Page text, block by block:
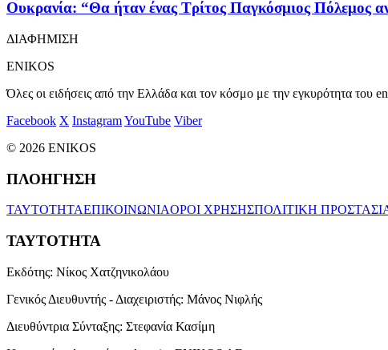
Ουκρανία: “Θα ήταν ένας Τρίτος Παγκόσμιος Πόλεμος
ΔΙΑΦΗΜΙΣΗ
ENIKOS
Όλες οι ειδήσεις από την Ελλάδα και τον κόσμο με την εγκυρότητα του
Facebook X InstagramYouTube Viber
© 2026 ENIKOS
ΠΛΟΗΓΗΣΗ
ΤΑΥΤΟΤΗΤΑΕΠΙΚΟΙΝΩΝΙΑΟΡΟΙ ΧΡΗΣΗΣΠΟΛΙΤΙΚΗ
ΤΑΥΤΟΤΗΤΑ
Εκδότης: Νίκος Χατζηνικολάου
Γενικός Διευθυντής - Διαχειριστής: Μάνος Νιφλής
Διευθύντρια Σύνταξης: Στεφανία Κασίμη